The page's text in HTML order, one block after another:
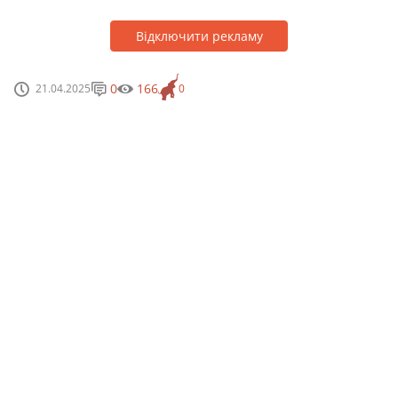
Відключити рекламу
21.04.2025 0
0 166